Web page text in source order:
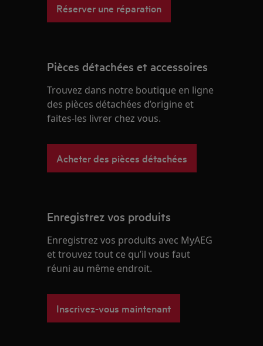
Réserver une réparation
Pièces détachées et accessoires
Trouvez dans notre boutique en ligne
des pièces détachées d’origine et
faites-les livrer chez vous.
Acheter des pièces détachées
Enregistrez vos produits
Enregistrez vos produits avec MyAEG
et trouvez tout ce qu’il vous faut
réuni au même endroit.
Inscrivez-vous maintenant